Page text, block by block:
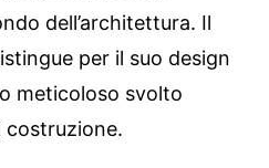
dell’architettura. Il
per il suo design
meticoloso svolto
costruzione.